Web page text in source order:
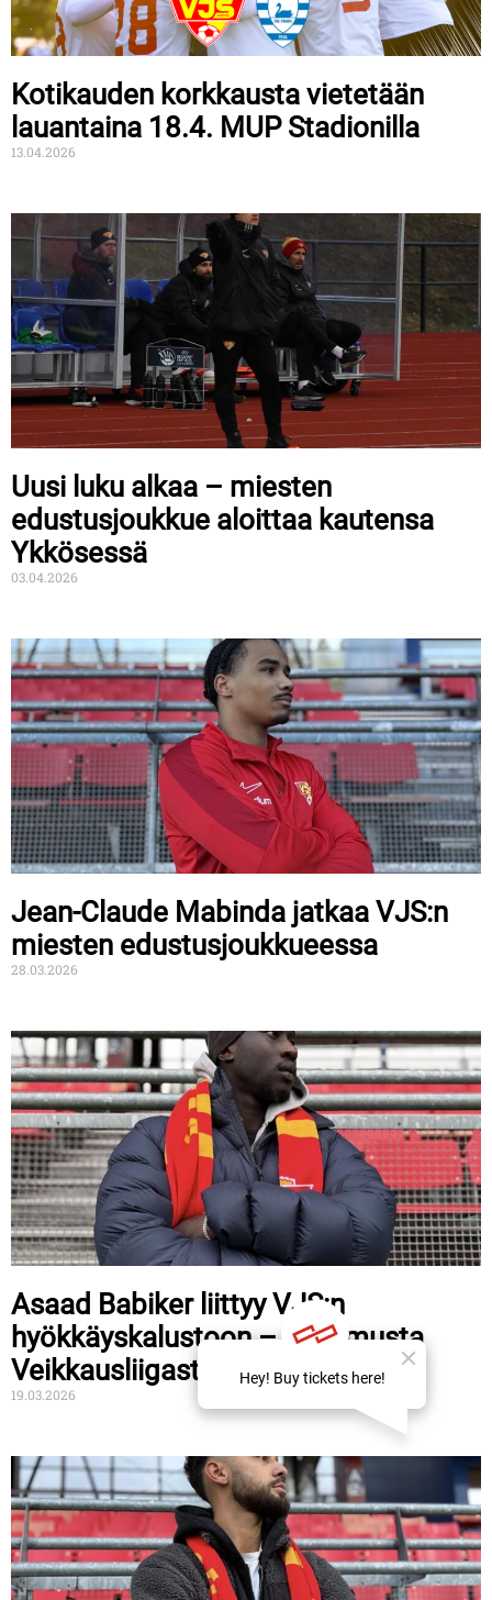
Kotikauden korkkausta vietetään
lauantaina 18.4. MUP Stadionilla
13.04.2026
Uusi luku alkaa – miesten
edustusjoukkue aloittaa kautensa
Ykkösessä
03.04.2026
Jean-Claude Mabinda jatkaa VJS:n
miesten edustusjoukkueessa
28.03.2026
Asaad Babiker liittyy VJS:n
hyökkäyskalustoon – kokemusta
Veikkausliigasta
19.03.2026